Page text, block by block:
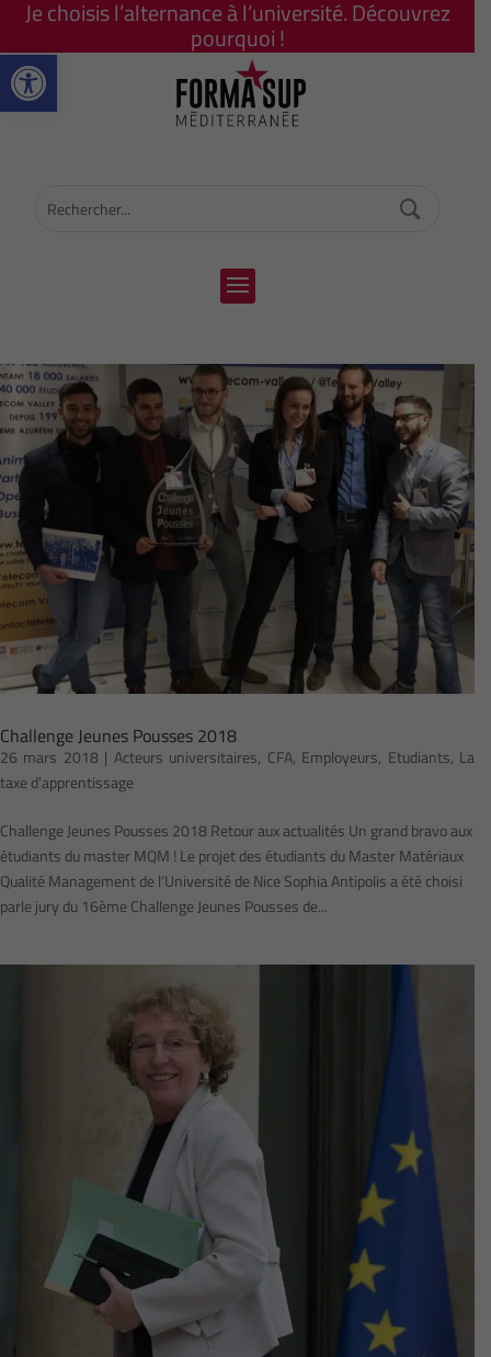
Ouvrir la barre d’outils
Je choisis l’alternance à l’université. Découvrez
pourquoi !
Challenge Jeunes Pousses 2018
26 mars 2018 | Acteurs universitaires, CFA, Employeurs, Etudiants, La
taxe d'apprentissage
Challenge Jeunes Pousses 2018 Retour aux actualités Un grand bravo aux
étudiants du master MQM ! Le projet des étudiants du Master Matériaux
Qualité Management de l’Université de Nice Sophia Antipolis a été choisi
parle jury du 16ème Challenge Jeunes Pousses de...